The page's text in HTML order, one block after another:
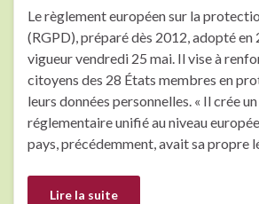
Le règlement européen sur la
(RGPD), préparé dès 2012, adopté en
vigueur vendredi 25 mai. Il vise à
citoyens des 28 États membres en
leurs données personnelles. « Il crée
réglementaire unifié au niveau
pays, précédemment, avait sa propre
Lire la suite